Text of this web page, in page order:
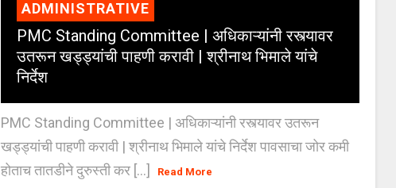
ADMINISTRATIVE
PMC Standing Committee | अधिकाऱ्यांनी रस्त्यावर
उतरून खड्ड्यांची पाहणी करावी | श्रीनाथ भिमाले यांचे
निर्देश
PMC Standing Committee | अधिकाऱ्यांनी रस्त्यावर उतरून
खड्ड्यांची पाहणी करावी | श्रीनाथ भिमाले यांचे निर्देश पावसाचा जोर कमी
होताच तातडीने दुरुस्ती कर [...]
Read More